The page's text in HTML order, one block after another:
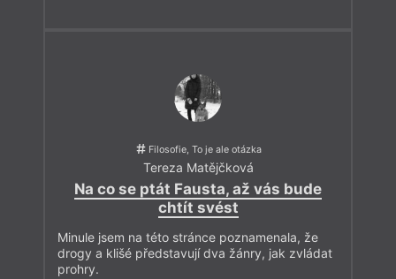
Filosofie, To je ale otázka
Tereza Matějčková
Na co se ptát Fausta, až vás bude
chtít svést
Minule jsem na této stránce poznamenala, že
drogy a klišé představují dva žánry, jak zvládat
prohry.